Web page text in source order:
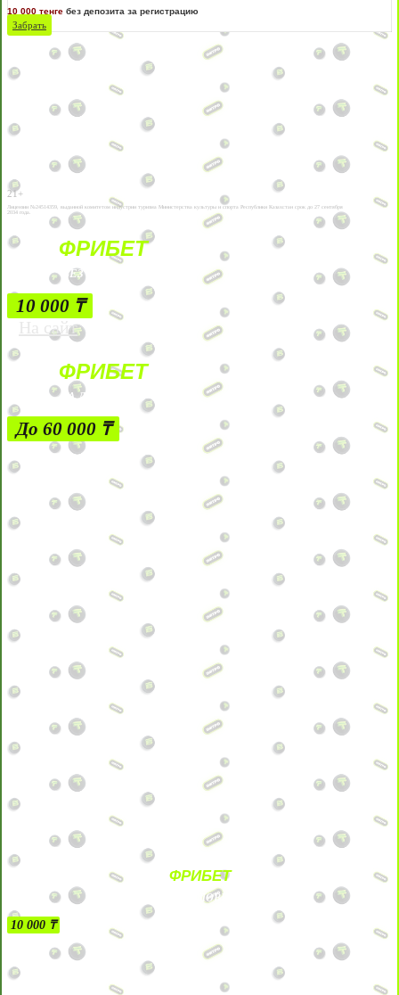
10 000 тенге без депозита за регистрацию
Забрать
21+
Лицензии №24514359, выданной комитетом индустрии туризма Министерства культуры и спорта Республики Казахстан срок до 27 сентября
2034 года.
ФРИБЕТ
БЕЗ УСЛОВИЙ
10 000 ₸
На сайт
ФРИБЕТ
ЗА ДЕПОЗИТЫ
До 60 000 ₸
ФРИБЕТ
БЕЗ УСЛОВИЙ
10 000 ₸